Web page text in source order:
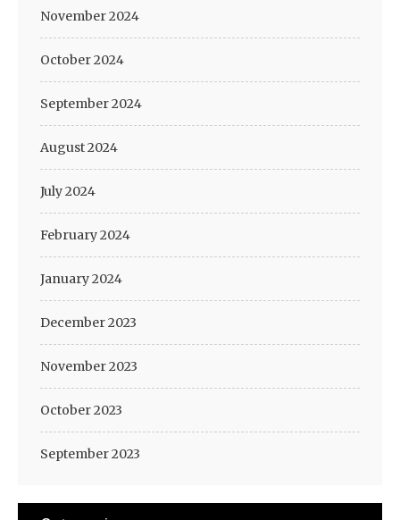
November 2024
October 2024
September 2024
August 2024
July 2024
February 2024
January 2024
December 2023
November 2023
October 2023
September 2023